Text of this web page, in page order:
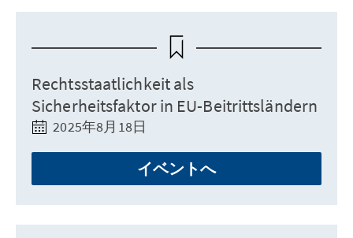
Rechtsstaatlichkeit als
Sicherheitsfaktor in EU-Beitrittsländern
2025年8月18日
イベントへ